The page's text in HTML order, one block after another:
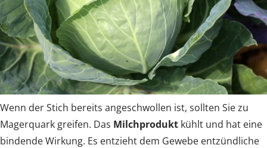
Wenn der Stich bereits angeschwollen ist, sollten Sie zu
Magerquark greifen. Das Milchprodukt kühlt und hat eine
bindende Wirkung. Es entzieht dem Gewebe entzündliche